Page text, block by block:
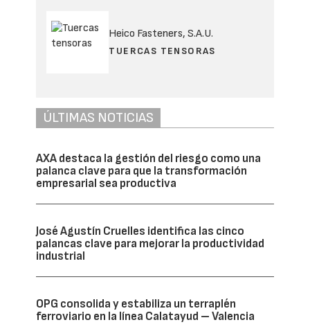
Calatayud – Valencia. Trayecto Barracas –
constructora Azvi, que a su vez
subcontrató a la empresa especialista
Obras y Proyectos Geotécnicos, S.L. (OPG)
para la realización de los trabajos de
consolidación objeto de este estudio.
fracturación hidráulica con lechada estable de
cemento a través de tubos manguito, aplicadas